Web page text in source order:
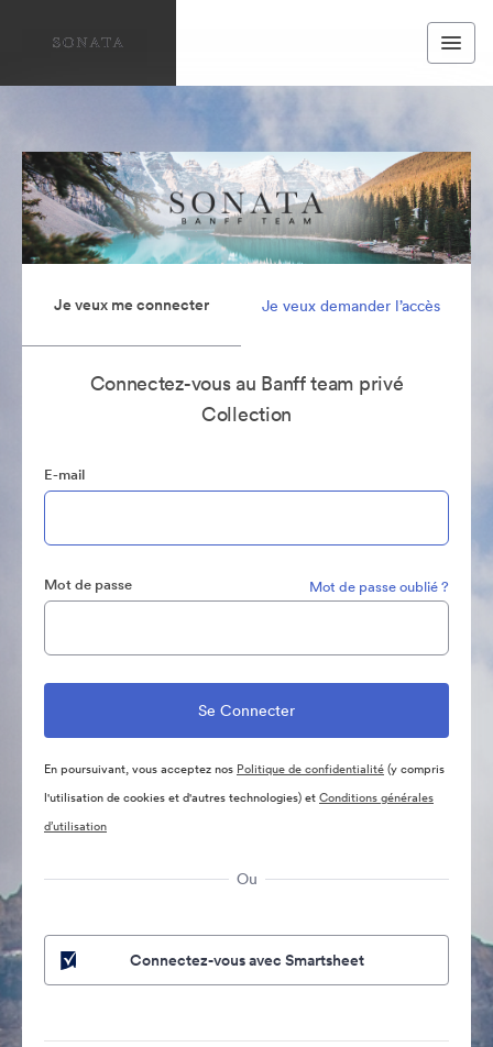
Je veux me connecter Je veux demander l’accès
Connectez-vous au Banff team privé
Collection
E-mail
Mot de passe Mot de passe oublié ?
En poursuivant, vous acceptez nos Politique de confidentialité(y compris
l'utilisation de cookies et d'autres technologies) etConditions générales
d’utilisation
Ou
Connectez-vous avec Smartsheet